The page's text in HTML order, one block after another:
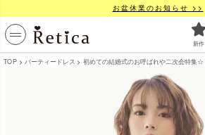
お盆休業のお知らせ >>
新作
TOP パーティードレス 初めての結婚式のお呼ばれや二次会特集☆